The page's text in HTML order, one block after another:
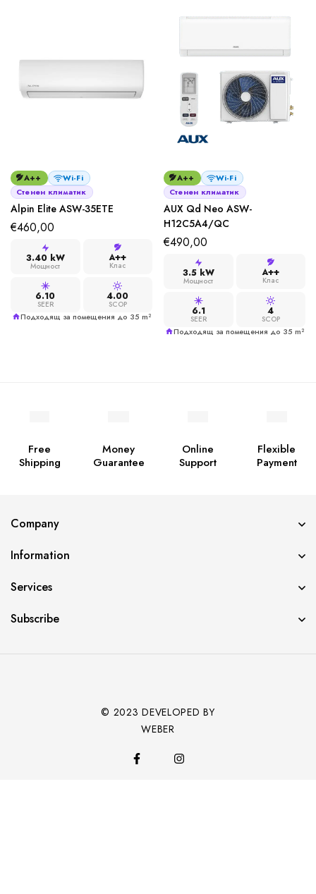
A++
Wi-Fi
Стенен климатик
Alpin Elite ASW-35ETE
€460,00
3.40 kW
Мощност
A++
Клас
6.10
SEER
4.00
SCOP
Подходящ за помещения до 35 m²
A++
Wi-Fi
Стенен климатик
AUX Qd Neo ASW-
H12C5A4/QC
€490,00
3.5 kW
Мощност
A++
Клас
6.1
SEER
4
SCOP
Подходящ за помещения до 35 m²
Free
Shipping
Money
Guarantee
Online
Support
Flexible
Payment
Company
Information
Services
Subscribe
© 2023 DEVELOPED BY
WEBER